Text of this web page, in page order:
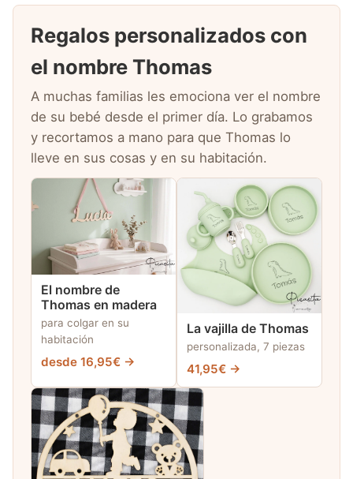
Regalos personalizados con
el nombre Thomas
A muchas familias les emociona ver el nombre
de su bebé desde el primer día. Lo grabamos
y recortamos a mano para que Thomas lo
lleve en sus cosas y en su habitación.
El nombre de
Thomas en madera
para colgar en su
habitación
desde 16,95€ →
La vajilla de Thomas
personalizada, 7 piezas
41,95€ →